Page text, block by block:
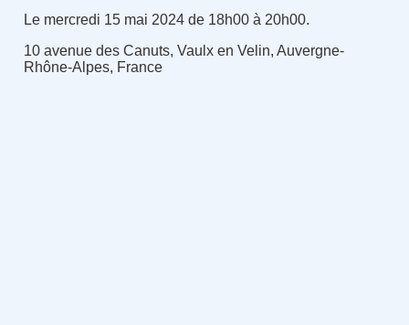
Le mercredi 15 mai 2024 de 18h00 à 20h00.
10 avenue des Canuts, Vaulx en Velin, Auvergne-
Rhône-Alpes, France